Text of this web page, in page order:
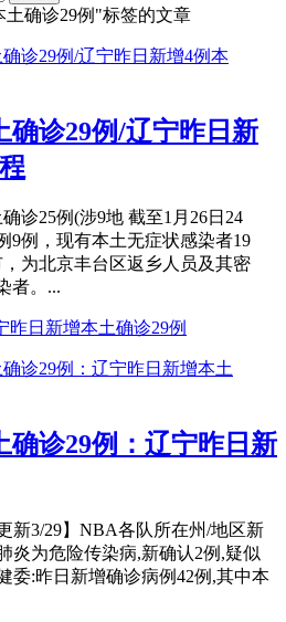
确诊29例"标签的文章
确诊29例/辽宁昨日新
诊25例(涉9地 截至1月26日24
9例，现有本土无症状感染者19
为北京丰台区返乡人员及其密
者。...
昨日新增本土确诊29例
确诊29例：辽宁昨日新
新3/29】NBA各队所在州/地区新
炎为危险传染病,新确认2例,疑似
委:昨日新增确诊病例42例,其中本